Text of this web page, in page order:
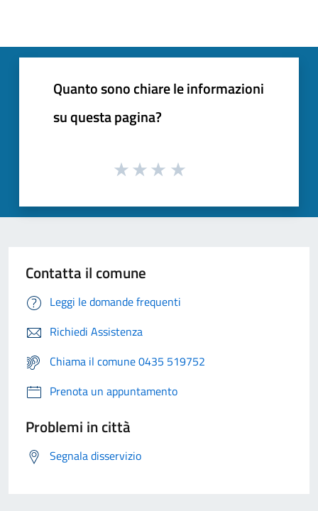
Quanto sono chiare le informazioni
su questa pagina?
Contatta il comune
Leggi le domande frequenti
Richiedi Assistenza
Chiama il comune 0435 519752
Prenota un appuntamento
Problemi in città
Segnala disservizio